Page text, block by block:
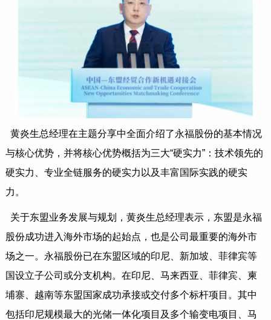
黄炎生总经理在主题分享中全面介绍了永福股份的基本情况
与核心优势，并将核心优势概括为三大“硬实力”：技术领先的
硬实力、专业全链服务的硬实力以及丰富国际实践的硬实
力。
关于东盟业务发展与规划，黄炎生总经理表示，东盟是永福
股份成功进入海外市场的起始点，也是公司最重要的海外市
场之一。永福股份已在东盟区域的印尼、新加坡、菲律宾等
国设立子公司或分支机构。在印尼、马来西亚、菲律宾、柬
埔寨、越南等东盟国家成功承接或交付多个标杆项目。其中
包括印尼规模最大的光储一体化项目及多个输变电项目、马